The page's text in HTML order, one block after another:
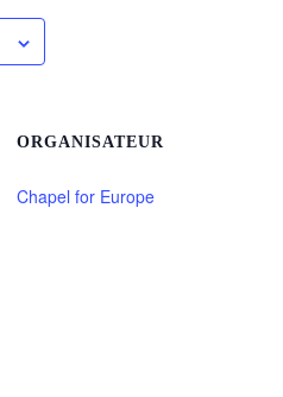
ORGANISATEUR
Chapel for Europe